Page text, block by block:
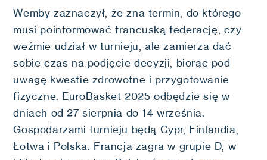
Wemby zaznaczył, że zna termin, do którego
musi poinformować francuską federację, czy
weźmie udział w turnieju, ale zamierza dać
sobie czas na podjęcie decyzji, biorąc pod
uwagę kwestie zdrowotne i przygotowanie
fizyczne. EuroBasket 2025 odbędzie się w
dniach od 27 sierpnia do 14 września.
Gospodarzami turnieju będą Cypr, Finlandia,
Łotwa i Polska. Francja zagra w grupie D, w